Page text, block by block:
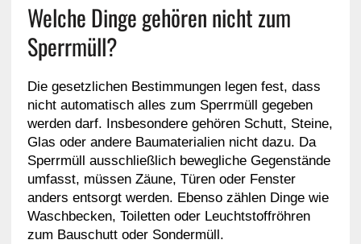
Welche Dinge gehören nicht zum
Sperrmüll?
Die gesetzlichen Bestimmungen legen fest, dass
nicht automatisch alles zum Sperrmüll gegeben
werden darf. Insbesondere gehören Schutt, Steine,
Glas oder andere Baumaterialien nicht dazu. Da
Sperrmüll ausschließlich bewegliche Gegenstände
umfasst, müssen Zäune, Türen oder Fenster
anders entsorgt werden. Ebenso zählen Dinge wie
Waschbecken, Toiletten oder Leuchtstoffröhren
zum Bauschutt oder Sondermüll.